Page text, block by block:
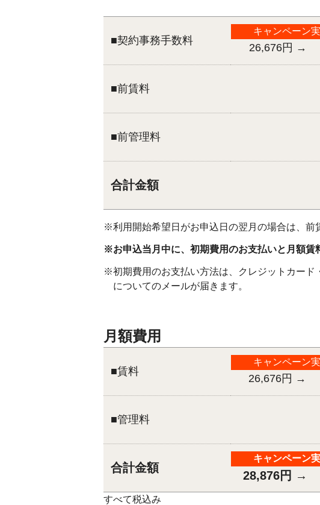
■契約事務手数料
キャンペーン実
26,676円 →
■前賃料
■前管理料
合計金額
※利用開始希望日がお申込日の翌月の場合は、前
※お申込当月中に、初期費用のお支払いと月額
※初期費用のお支払い方法は、クレジットカード
についてのメールが届きます。
月額費用
■賃料
キャンペーン実
26,676円 →
■管理料
合計金額
キャンペーン
28,876円 →
すべて税込み